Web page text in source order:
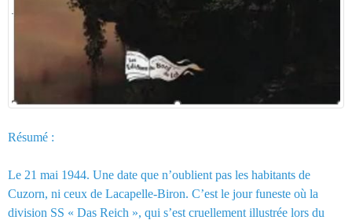
Résumé :
Le 21 mai 1944. Une date que n’oublient pas les habitants de
Cuzorn, ni ceux de Lacapelle-Biron. C’est le jour funeste où la
division SS « Das Reich », qui s’est cruellement illustrée lors du